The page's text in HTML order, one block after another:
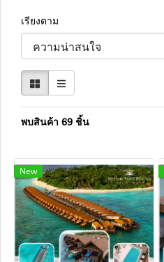
เรียงตาม
พบสินค้า 69 ชิ้น
New